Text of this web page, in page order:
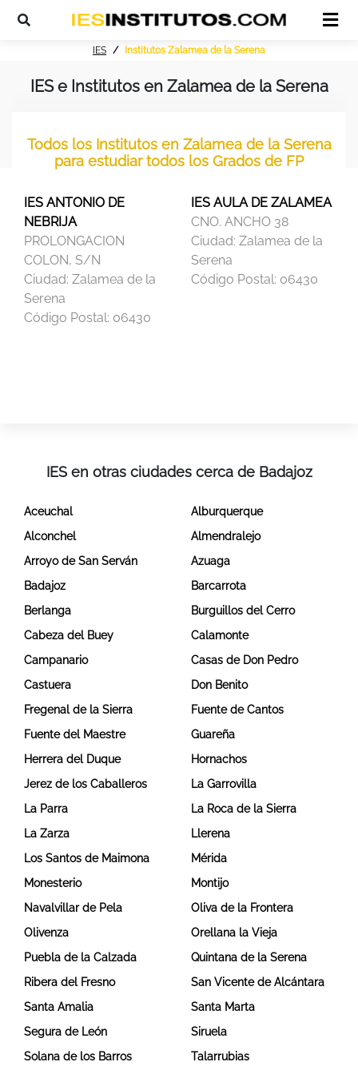
IES Institutos Zalamea de la Serena
IES e Institutos en Zalamea de la Serena
Todos los Institutos en Zalamea de la Serena
para estudiar todos los Grados de FP
IES ANTONIO DE
NEBRIJA
PROLONGACION
COLON, S/N
Ciudad: Zalamea de la
Serena
Código Postal: 06430
IES AULA DE ZALAMEA
CNO. ANCHO 38
Ciudad: Zalamea de la
Serena
Código Postal: 06430
IES en otras ciudades cerca de Badajoz
Aceuchal
Alburquerque
Alconchel
Almendralejo
Arroyo de San Serván
Azuaga
Badajoz
Barcarrota
Berlanga
Burguillos del Cerro
Cabeza del Buey
Calamonte
Campanario
Casas de Don Pedro
Castuera
Don Benito
Fregenal de la Sierra
Fuente de Cantos
Fuente del Maestre
Guareña
Herrera del Duque
Hornachos
Jerez de los Caballeros
La Garrovilla
La Parra
La Roca de la Sierra
La Zarza
Llerena
Los Santos de Maimona
Mérida
Monesterio
Montijo
Navalvillar de Pela
Oliva de la Frontera
Olivenza
Orellana la Vieja
Puebla de la Calzada
Quintana de la Serena
Ribera del Fresno
San Vicente de Alcántara
Santa Amalia
Santa Marta
Segura de León
Siruela
Solana de los Barros
Talarrubias